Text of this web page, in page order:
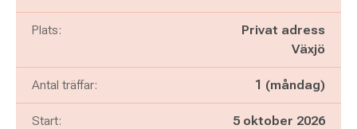
Plats:
Privat adress
Växjö
Antal träffar: 1 (måndag)
Start: 5 oktober 2026